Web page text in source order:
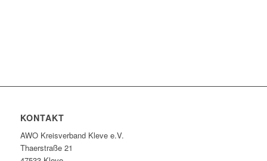
KONTAKT
AWO Kreisverband Kleve e.V.
Thaerstraße 21